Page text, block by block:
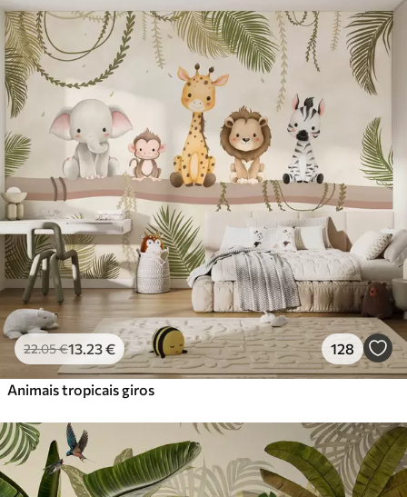
Materiais disponíveis
Standard
27.00 €/m²
Premium
56.6734.00€/m²
Vinil Premium
65.0039.00€/m²
Peel and Stick
81.6749.00€/m²
22.05€13 .23€ 128
Animais tropicais giros